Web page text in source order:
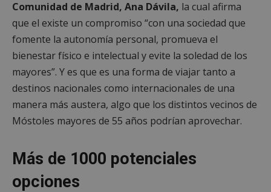
Comunidad de Madrid, Ana Dávila, la cual afirma
que el existe un compromiso “con una sociedad que
fomente la autonomía personal, promueva el
bienestar físico e intelectual y evite la soledad de los
mayores”. Y es que es una forma de viajar tanto a
destinos nacionales como internacionales de una
manera más austera, algo que los distintos vecinos de
Móstoles mayores de 55 años podrían aprovechar.
Más de 1000 potenciales
opciones